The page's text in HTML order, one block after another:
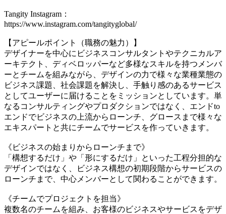
Tangity Instagram：
https://www.instagram.com/tangityglobal/
【アピールポイント（職務の魅力）】
デザイナーを中心にビジネスコンサルタントやテクニカルア
ーキテクト、ディベロッパーなど多様なスキルを持つメンバ
ーとチームを組みながら、デザインの力で様々な業種業態の
ビジネス課題、社会課題を解決し、手触り感のあるサービス
としてユーザーに届けることをミッションとしています。単
なるコンサルティングやプロダクションではなく、エンドto
エンドでビジネスの上流からローンチ、グロースまで様々な
エキスパートと共にチームでサービスを作っていきます。
《ビジネスの始まりからローンチまで》
「構想するだけ」や「形にするだけ」といった工程分担的な
デザインではなく、ビジネス構想の初期段階からサービスの
ローンチまで、中心メンバーとして関わることができます。
《チームでプロジェクトを担当》
複数名のチームを組み、お客様のビジネスやサービスをデザ